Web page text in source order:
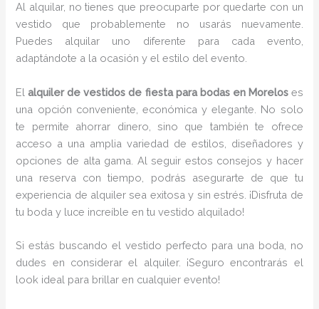
Al alquilar, no tienes que preocuparte por quedarte con un
vestido que probablemente no usarás nuevamente.
Puedes alquilar uno diferente para cada evento,
adaptándote a la ocasión y el estilo del evento.
Elalquiler de vestidos de fiesta para bodas en Moreloses
una opción conveniente, económica y elegante. No solo
te permite ahorrar dinero, sino que también te ofrece
acceso a una amplia variedad de estilos, diseñadores y
opciones de alta gama. Al seguir estos consejos y hacer
una reserva con tiempo, podrás asegurarte de que tu
experiencia de alquiler sea exitosa y sin estrés. ¡Disfruta de
tu boda y luce increíble en tu vestido alquilado!
Si estás buscando el vestido perfecto para una boda, no
dudes en considerar el alquiler. ¡Seguro encontrarás el
look ideal para brillar en cualquier evento!